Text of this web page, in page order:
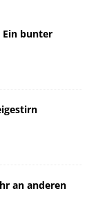
Ein bunter
an anderen